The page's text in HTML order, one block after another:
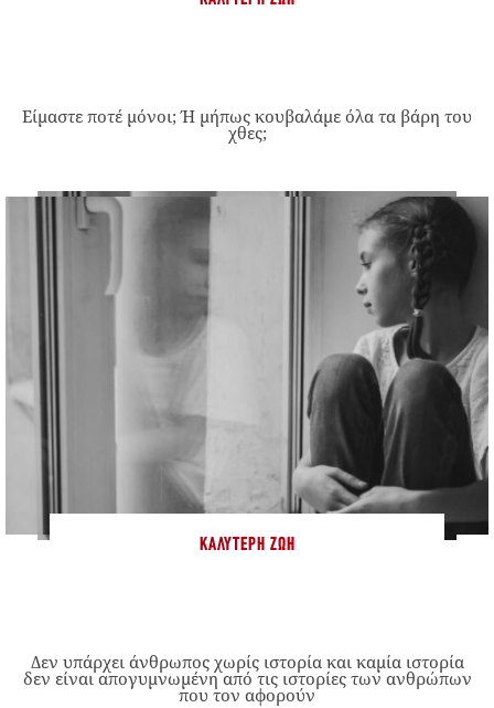
Είμαστε ποτέ μόνοι; Ή μήπως κουβαλάμε όλα τα βάρη του
χθες;
ΚΑΛΎΤΕΡΗ ΖΩΉ
Δεν υπάρχει άνθρωπος χωρίς ιστορία και καμία ιστορία
δεν είναι απογυμνωμένη από τις ιστορίες των ανθρώπων
που τον αφορούν